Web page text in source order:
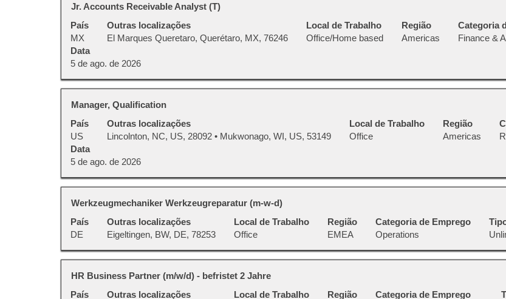
as
informações
dela.
de
espaço
pressionada
para
visualizar
as
dela.
Título
Jr. Accounts Receivable Analyst (T)
País
MX
Outras localizações
El Marques Queretaro, Querétaro, MX, 76246
Local de Trabalho
Office/Home based
Região
Americas
Categoria
Finance &
Data
5 de ago. de 2026
Selecione
vaga
com
a
barra
de
pressionada
para
visualizar
todas
as
dela.
Título
Manager, Qualification
País
US
Outras localizações
Lincolnton, NC, US, 28092 • Mukwonago, WI, US, 53149
Local de Trabalho
Office
Região
Americas
Data
5 de ago. de 2026
Selecione
vaga
com
a
barra
de
pressionada
para
visualizar
as
dela.
Título
Werkzeugmechaniker Werkzeugreparatur (m-w-d)
País
DE
Outras localizações
Eigeltingen, BW, DE, 78253
Local de Trabalho
Office
Região
EMEA
Categoria de Emprego
Operations
Selecione
vaga
com
a
de
espaço
Título
HR Business Partner (m/w/d) - befristet 2 Jahre
País
Outras localizações Local de Trabalho Região Categoria de Emprego
Selecione